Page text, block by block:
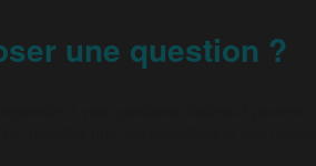
une question ?